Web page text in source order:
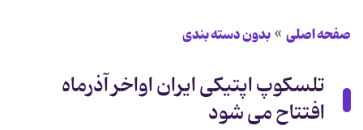
صفحه اصلی بدون دسته بندی
تلسکوپ اپتیکی ایران اواخر آذرماه
افتتاح می شود